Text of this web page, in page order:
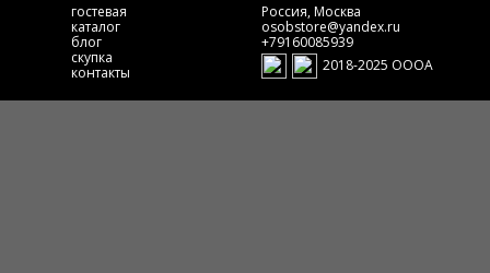
гостевая
каталог
блог
скупка
контакты
Россия, Москва
osobstore@yandex.ru
+79160085939
2018-2025 ОООА